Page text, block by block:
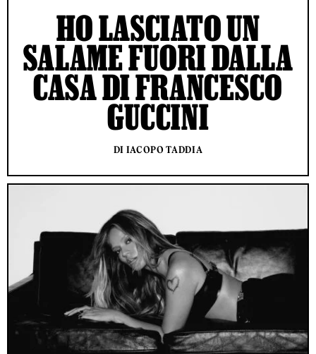
HO LASCIATO UN
SALAME FUORI DALLA
CASA DI FRANCESCO
GUCCINI
DI IACOPO TADDIA